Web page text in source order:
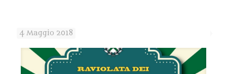
4 Maggio 2018